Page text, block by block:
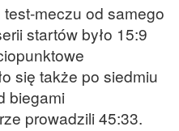
test-meczu od samego
startów było 15:9
się także po siedmiu
biegami
prowadzili 45:33.